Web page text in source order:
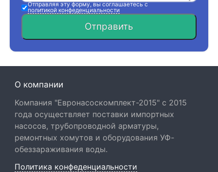
Отправляя эту форму, вы соглашаетесь с
политикой конфеденциальности
Отправить
О компании
Компания "Евронасоскомплект-2015" с 2015
года осуществляет поставки импортных
насосов, трубопроводной арматуры,
ремонтных хомутов и оборудования УФ-
обеззараживания воды.
Политика конфеденциальности